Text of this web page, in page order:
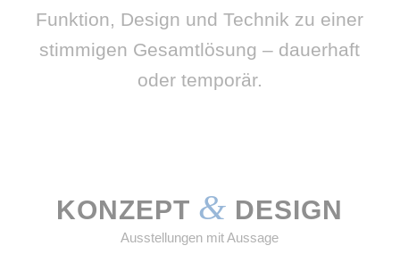
Funktion, Design und Technik zu einer
stimmigen Gesamtlösung – dauerhaft
oder temporär.
KONZEPT & DESIGN
Ausstellungen mit Aussage